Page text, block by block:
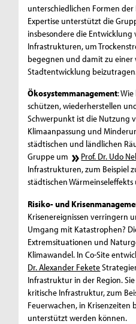
unterschiedlichen Formen
Expertise unterstützt die
insbesondere die
Infrastrukturen, um
begegnen und damit zu einer
Stadtentwicklung
Ökosystemmanagement:
schützen, wiederherstellen
Schwerpunkt ist die Nutzung
Klimaanpassung und
städtischen und ländlichen
Gruppe um
Prof. Dr. Udo
Infrastrukturen, zum Beispiel
städtischen
Risiko- und
Krisenereignissen verringern
Umgang mit Katastrophen?
Extremsituationen und
Klimawandel. In Co-Site
Dr. Alexander Fekete
Infrastruktur in der Region.
kritische Infrastruktur, zum
Feuerwachen, in Krisenzeiten
unterstützt werden können.